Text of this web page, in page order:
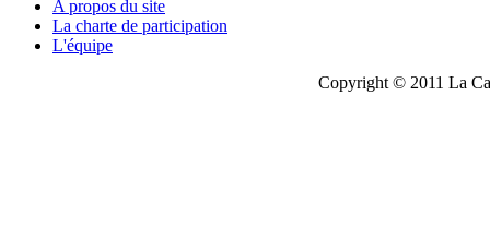
A propos du site
La charte de participation
L'équipe
Copyright © 2011 La